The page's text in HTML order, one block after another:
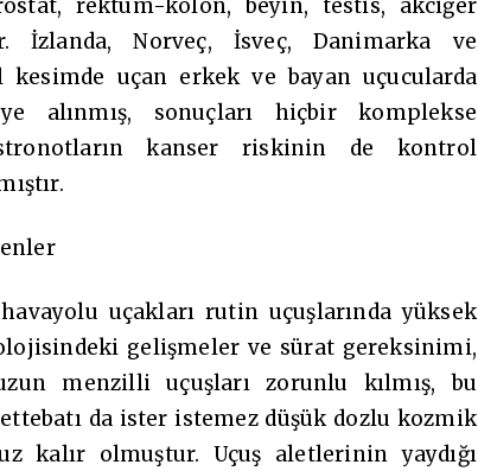
rektum-kolon, beyin, testis, akciğer
İzlanda, Norveç, İsveç, Danimarka ve
kesimde uçan erkek ve bayan uçucularda
alınmış, sonuçları hiçbir komplekse
kanser riskinin de kontrol
uçakları rutin uçuşlarında yüksek
gelişmeler ve sürat gereksinimi,
menzilli uçuşları zorunlu kılmış, bu
da ister istemez düşük dozlu kozmik
kalır olmuştur. Uçuş aletlerinin yaydığı